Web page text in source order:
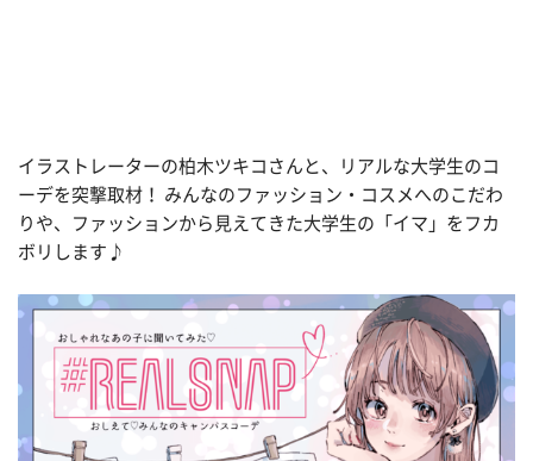
イラストレーターの柏木ツキコさんと、リアルな大学生のコ
ーデを突撃取材！ みんなのファッション・コスメへのこだわ
りや、ファッションから見えてきた大学生の「イマ」をフカ
ボリします♪